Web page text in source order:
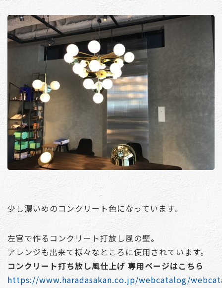
少し濃いめのコンクリート色になっています。
左官で作るコンクリート打放し風の壁。
アレンジも出来て様々なところに使用されています。
コンクリート打ち放し風仕上げ 専用ページはこちら
https://www.haradasakan.co.jp/webcatalog/